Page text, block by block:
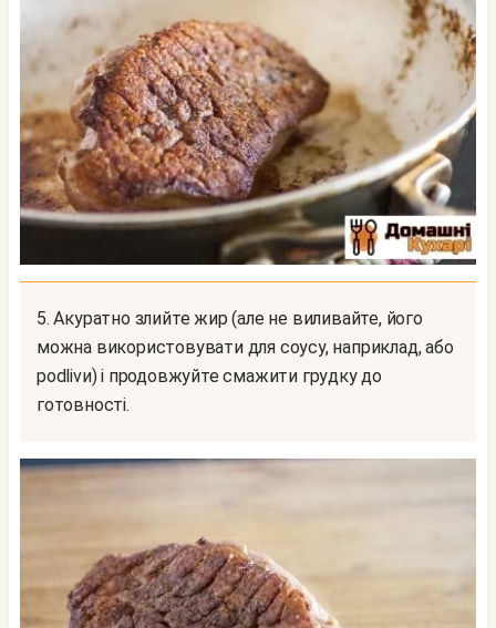
5. Акуратно злийте жир (але не виливайте, його
можна використовувати для соусу, наприклад, або
podlivи) і продовжуйте смажити грудку до
готовності.